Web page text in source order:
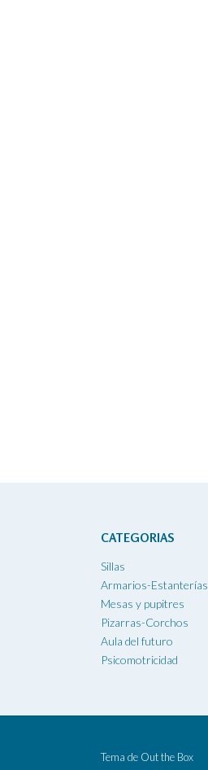
CATEGORIAS
Sillas
Armarios-Estanterías
Mesas y pupitres
Pizarras-Corchos
Aula del futuro
Psicomotricidad
Tema de Out the Box